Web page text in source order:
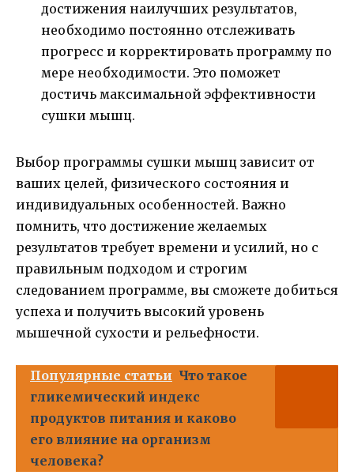
достижения наилучших результатов,
необходимо постоянно отслеживать
прогресс и корректировать программу по
мере необходимости. Это поможет
достичь максимальной эффективности
сушки мышц.
Выбор программы сушки мышц зависит от
ваших целей, физического состояния и
индивидуальных особенностей. Важно
помнить, что достижение желаемых
результатов требует времени и усилий, но с
правильным подходом и строгим
следованием программе, вы сможете добиться
успеха и получить высокий уровень
мышечной сухости и рельефности.
Популярные статьи Что такое
гликемический индекс
продуктов питания и каково
его влияние на организм
человека?